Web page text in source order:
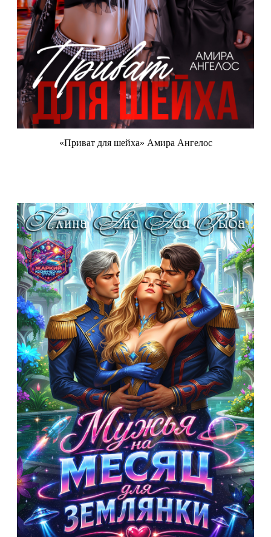
«Приват для шейха» Амира Ангелос